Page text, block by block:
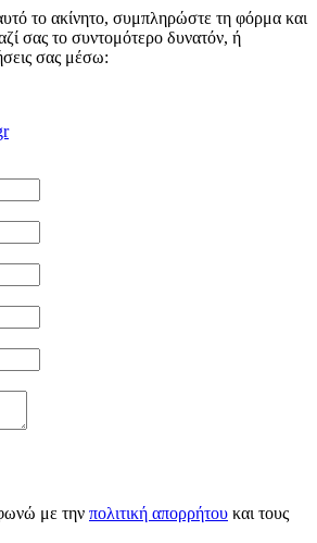
το ακίνητο, συμπληρώστε τη φόρμα και
σας το συντομότερο δυνατόν, ή
σας μέσω:
με την πολιτική απορρήτου και τους